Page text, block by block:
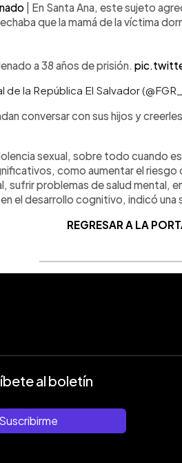
| En Santa Ana, este sujeto
que la mamá de la víctima
a 38 años de prisión.
de la República El Salvador
conversar con sus hijos y
sexual, sobre todo cuando
como aumentar el riesgo
sufrir problemas de salud mental,
el desarrollo cognitivo, indicó una
REGRESAR A LA
al boletín
Suscribirme